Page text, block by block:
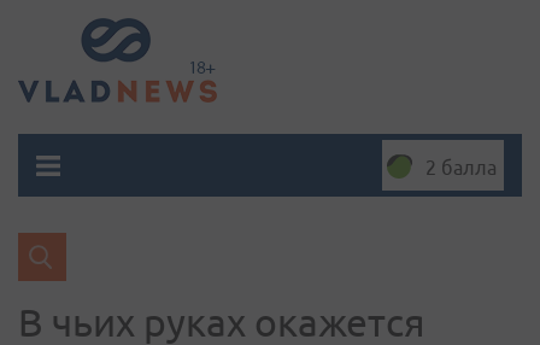
2 балла
В чьих руках окажется